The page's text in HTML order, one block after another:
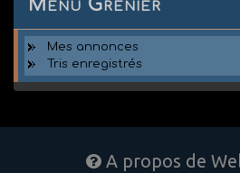
Menu Grenier
Mes annonces
Tris enregistrés
A propos de